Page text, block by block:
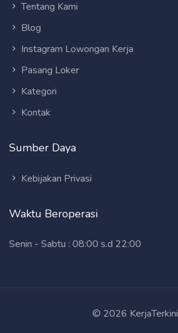
Tentang Kami
Blog
Instagram Lowongan Kerja
Pasang Loker
Kategori
Kontak
Sumber Daya
Kebijakan Privasi
Waktu Beroperasi
Senin - Sabtu : 08:00 s.d 22:00
© 2026 KerjaTerkini